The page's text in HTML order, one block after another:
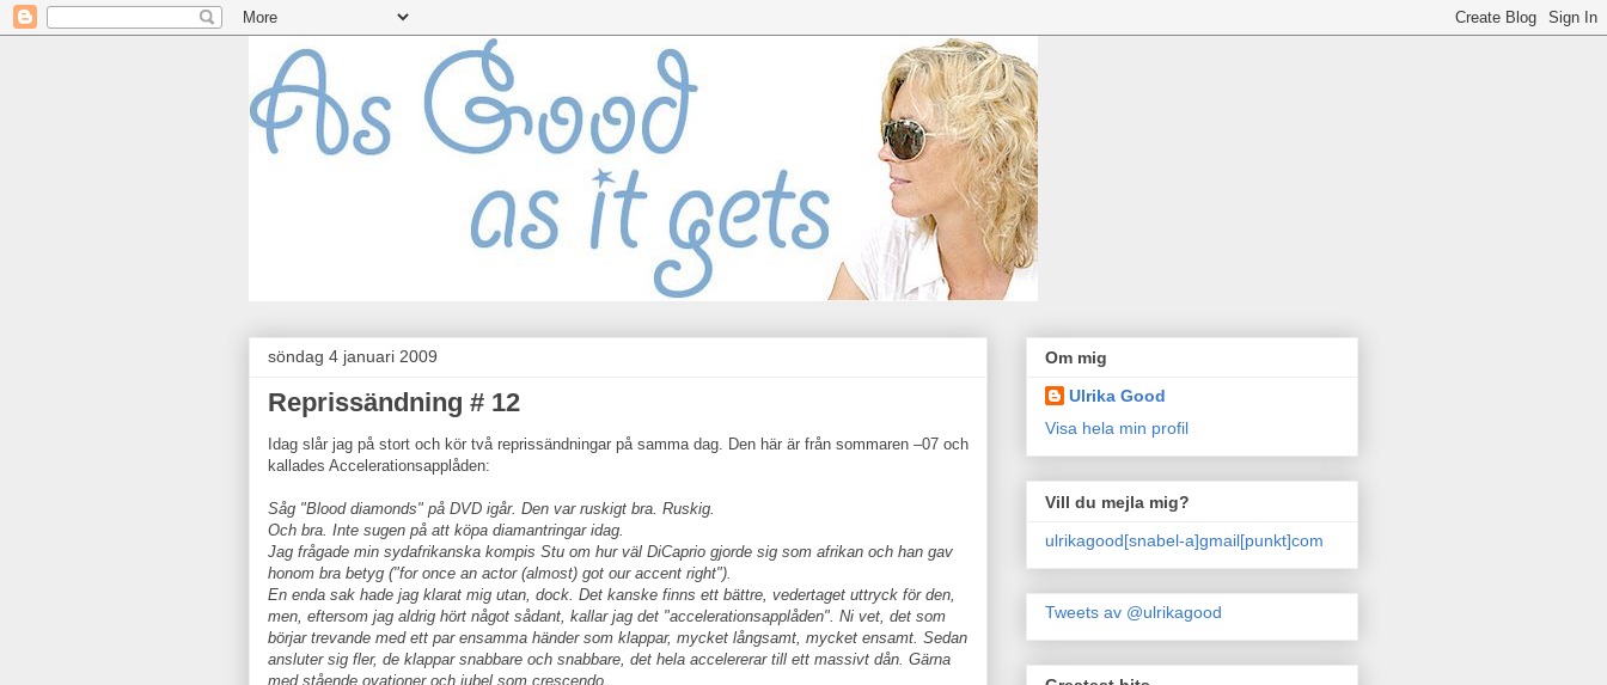
söndag 4 januari 2009
Reprissändning # 12
Idag slår jag på stort och kör två reprissändningar på samma dag. Den här är från sommaren –07 och
kallades Accelerationsapplåden:
Såg "Blood diamonds" på DVD igår. Den var ruskigt bra. Ruskig.
Och bra. Inte sugen på att köpa diamantringar idag.
Jag frågade min sydafrikanska kompis Stu om hur väl DiCaprio gjorde sig som afrikan och han gav
honom bra betyg ("for once an actor (almost) got our accent right").
En enda sak hade jag klarat mig utan, dock. Det kanske finns ett bättre, vedertaget uttryck för den,
men, eftersom jag aldrig hört något sådant, kallar jag det "accelerationsapplåden". Ni vet, det som
börjar trevande med ett par ensamma händer som klappar, mycket långsamt, mycket ensamt. Sedan
ansluter sig fler, de klappar snabbare och snabbare, det hela accelererar till ett massivt dån. Gärna
med stående ovationer och jubel som crescendo.
Om mig
Ulrika Good
Visa hela min profil
Vill du mejla mig?
ulrikagood[snabel-a]gmail[punkt]com
Tweets av @ulrikagood